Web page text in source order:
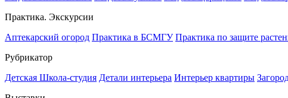
Практика. Экскурсии
Аптекарский огород Практика в БСМГУ Практика по защите
Рубрикатор
Детская Школа-студия Детали интерьера Интерьер квартиры